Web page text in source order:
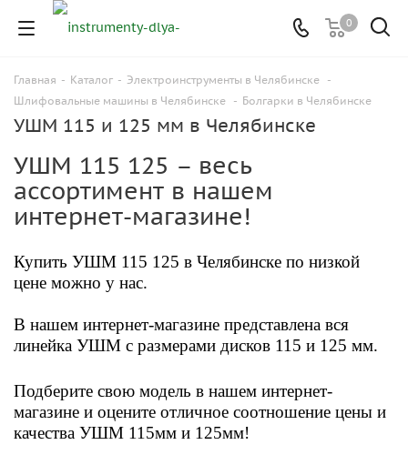
0
Главная - Каталог - Электроинструменты в Челябинске -
Шлифовальные машины в Челябинске - Болгарки в Челябинске
УШМ 115 и 125 мм в Челябинске
УШМ 115 125 – весь
ассортимент в нашем
интернет-магазине!
Купить УШМ 115 125 в Челябинске по низкой
цене можно у нас.
В нашем интернет-магазине представлена вся
линейка УШМ с размерами дисков 115 и 125 мм.
Подберите свою модель в нашем интернет-
магазине и оцените отличное соотношение цены и
качества УШМ 115мм и 125мм!